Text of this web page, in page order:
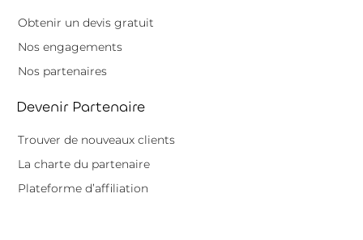
Obtenir un devis gratuit
Nos engagements
Nos partenaires
Devenir Partenaire
Trouver de nouveaux clients
La charte du partenaire
Plateforme d’affiliation